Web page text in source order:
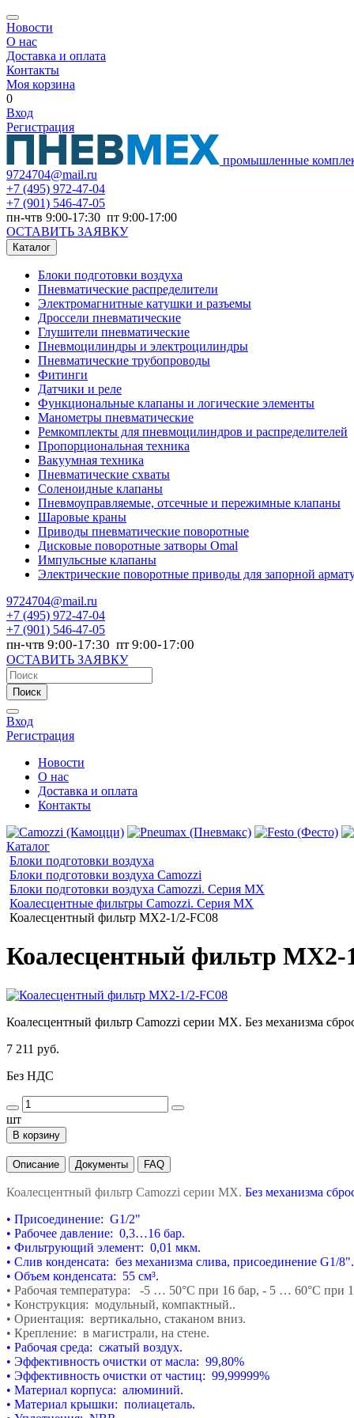
Новости
О нас
Доставка и оплата
Контакты
Моя корзина
0
Вход
Регистрация
промышленные
9724704@mail.ru
+7 (495) 972-47-04
+7 (901) 546-47-05
пн-чтв 9:00-17:30 пт 9:00-17:00
ОСТАВИТЬ ЗАЯВКУ
Каталог
Блоки подготовки воздуха
Пневматические распределители
Электромагнитные катушки и разъемы
Дроссели пневматические
Глушители пневматические
Пневмоцилиндры и электроцилиндры
Пневматические трубопроводы
Фитинги
Датчики и реле
Функциональные клапаны и логические элементы
Манометры пневматические
Ремкомплекты для пневмоцилиндров и распределителей
Пропорциональная техника
Вакуумная техника
Пневматические схваты
Соленоидные клапаны
Пневмоуправляемые, отсечные и пережимные клапаны
Шаровые краны
Приводы пневматические поворотные
Дисковые поворотные затворы Omal
Импульсные клапаны
Электрические поворотные приводы для запорной
9724704@mail.ru
+7 (495) 972-47-04
+7 (901) 546-47-05
пн-чтв 9:00-17:30 пт 9:00-17:00
ОСТАВИТЬ ЗАЯВКУ
Поиск
Вход
Регистрация
Новости
О нас
Доставка и оплата
Контакты
Каталог
Блоки подготовки воздуха
Блоки подготовки воздуха Camozzi
Блоки подготовки воздуха Camozzi. Серия МX
Коалесцентные фильтры Camozzi. Серия MX
Коалесцентный фильтр MX2-1/2-FC08
Коалесцентный фильтр MX2-
Коалесцентный фильтр Camozzi серии MX. Без механизма
7 211 руб.
Без НДС
шт
В корзину
Описание Документы FAQ
Коалесцентный фильтр Camozzi серии MX. Без механизма
• Присоединение: G1/2"
• Рабочее давление: 0,3…16 бар.
• Фильтрующий элемент: 0,01 мкм.
• Слив конденсата: без механизма слива, присоединение G1/8".
• Объем конденсата: 55 см³.
• Рабочая температура: -5 … 50°С при 16 бар, - 5 … 60°С при
• Конструкция: модульный, компактный..
• Ориентация: вертикально, стаканом вниз.
• Крепление: в магистрали, на стене.
• Рабочая среда: сжатый воздух.
• Эффективность очистки от масла: 99,80%
• Эффективность очистки от частиц: 99,99999%
• Материал корпуса: алюминий.
• Материал крышки: полиацеталь.